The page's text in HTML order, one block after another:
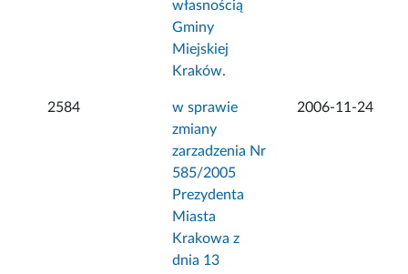
własnością
Gminy
Miejskiej
Kraków.
2584
w sprawie
zmiany
zarzadzenia Nr
585/2005
Prezydenta
Miasta
Krakowa z
dnia 13
2006-11-24